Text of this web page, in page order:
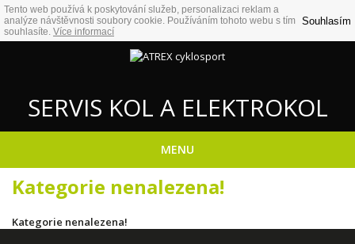
Tento web používá k poskytování služeb, personalizaci reklam a
analýze návštěvnosti soubory cookie. Používáním tohoto webu s tím
souhlasíte. Více informací
Souhlasím
SERVIS KOL A ELEKTROKOL
MENU
Kategorie nenalezena!
Kategorie nenalezena!